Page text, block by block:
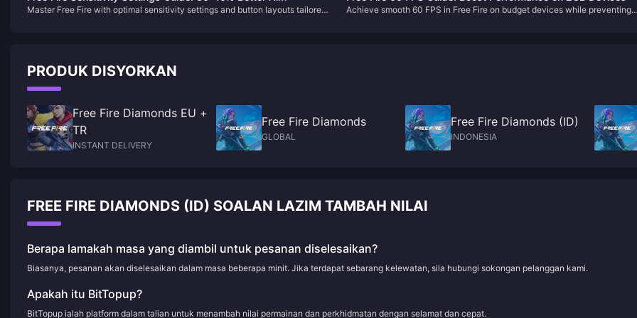
kepada tetapan peranti yang mencapai 60 FPS yang stabil, kaedah ini
koordinasi tahap pro untuk memenangi permainan ranked secara
Master Free Fire with optimal sensitivity settings and button layouts tailored
Achieve smooth 60 FPS in Free Fire on budget devices while preventing
PRODUK DISYORKAN
Free Fire Diamonds EU +
TR
INSTANT DELIVERY
Free Fire Diamonds
GLOBAL
Free Fire Diamonds (ID)
INDONESIA
FREE FIRE DIAMONDS (ID) SOALAN LAZIM TAMBAH NILAI
Berapa lamakah masa yang diambil untuk pesanan diselesaikan?
Biasanya, pesanan akan diselesaikan dalam masa beberapa minit. Jika terdapat sebarang kelewatan, sila hubungi sokongan pelanggan kami.
Apakah itu BitTopup?
BitTopup ialah platform dalam talian untuk menambah nilai permainan dan perkhidmatan dengan selamat dan cepat.